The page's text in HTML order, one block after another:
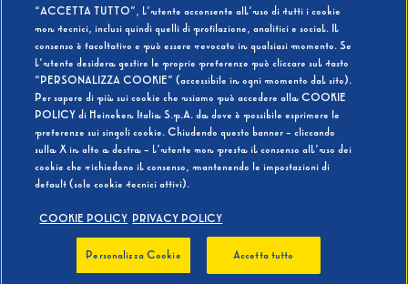
BEVI RESPONSABILMENTE
“ACCETTA TUTTO”, l’utente acconsente all’uso di tutti i cookie
non tecnici, inclusi quindi quelli di profilazione, analitici e social. Il
consenso è facoltativo e può essere revocato in qualsiasi momento. Se
l’utente desidera gestire le proprie preferenze può cliccare sul tasto
“PERSONALIZZA COOKIE” (accessibile in ogni momento dal sito).
Per sapere di più sui cookie che usiamo può accedere alla COOKIE
POLICY di Heineken Italia S.p.A. da dove è possibile esprimere le
preferenze sui singoli cookie. Chiudendo questo banner - cliccando
sulla X in alto a destra - l’utente non presta il consenso all’uso dei
cookie che richiedono il consenso, mantenendo le impostazioni di
default (solo cookie tecnici attivi).
COOKIE POLICY PRIVACY POLICY
Personalizza Cookie Accetta tutto